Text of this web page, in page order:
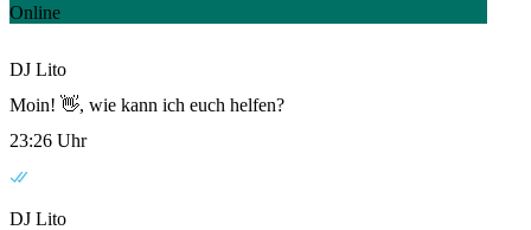
Online
DJ Lito
Moin! 👋, wie kann ich euch helfen?
23:26 Uhr
DJ Lito